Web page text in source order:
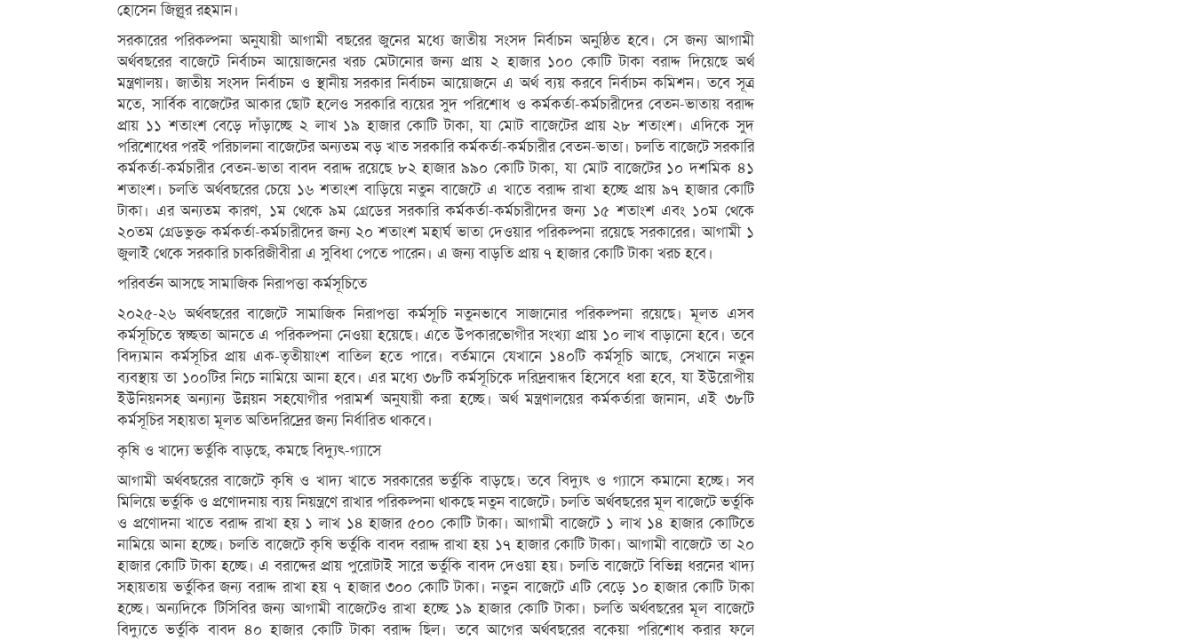
হোসেন জিল্লুর রহমান।
সরকারের পরিকল্পনা অনুযায়ী আগামী বছরের জুনের মধ্যে জাতীয় সংসদ নির্বাচন অনুষ্ঠিত হবে। সে জন্য আগামী
অর্থবছরের বাজেটে নির্বাচন আয়োজনের খরচ মেটানোর জন্য প্রায় ২ হাজার ১০০ কোটি টাকা বরাদ্দ দিয়েছে অর্থ
মন্ত্রণালয়। জাতীয় সংসদ নির্বাচন ও স্থানীয় সরকার নির্বাচন আয়োজনে এ অর্থ ব্যয় করবে নির্বাচন কমিশন। তবে সূত্র
মতে, সার্বিক বাজেটের আকার ছোট হলেও সরকারি ব্যয়ের সুদ পরিশোধ ও কর্মকর্তা-কর্মচারীদের বেতন-ভাতায় বরাদ্দ
প্রায় ১১ শতাংশ বেড়ে দাঁড়াচ্ছে ২ লাখ ১৯ হাজার কোটি টাকা, যা মোট বাজেটের প্রায় ২৮ শতাংশ। এদিকে সুদ
পরিশোধের পরই পরিচালনা বাজেটের অন্যতম বড় খাত সরকারি কর্মকর্তা-কর্মচারীর বেতন-ভাতা। চলতি বাজেটে সরকারি
কর্মকর্তা-কর্মচারীর বেতন-ভাতা বাবদ বরাদ্দ রয়েছে ৮২ হাজার ৯৯০ কোটি টাকা, যা মোট বাজেটের ১০ দশমিক ৪১
শতাংশ। চলতি অর্থবছরের চেয়ে ১৬ শতাংশ বাড়িয়ে নতুন বাজেটে এ খাতে বরাদ্দ রাখা হচ্ছে প্রায় ৯৭ হাজার কোটি
টাকা। এর অন্যতম কারণ, ১ম থেকে ৯ম গ্রেডের সরকারি কর্মকর্তা-কর্মচারীদের জন্য ১৫ শতাংশ এবং ১০ম থেকে
২০তম গ্রেডভুক্ত কর্মকর্তা-কর্মচারীদের জন্য ২০ শতাংশ মহার্ঘ ভাতা দেওয়ার পরিকল্পনা রয়েছে সরকারের। আগামী ১
জুলাই থেকে সরকারি চাকরিজীবীরা এ সুবিধা পেতে পারেন। এ জন্য বাড়তি প্রায় ৭ হাজার কোটি টাকা খরচ হবে।
পরিবর্তন আসছে সামাজিক নিরাপত্তা কর্মসূচিতে
২০২৫-২৬ অর্থবছরের বাজেটে সামাজিক নিরাপত্তা কর্মসূচি নতুনভাবে সাজানোর পরিকল্পনা রয়েছে। মূলত এসব
কর্মসূচিতে স্বচ্ছতা আনতে এ পরিকল্পনা নেওয়া হয়েছে। এতে উপকারভোগীর সংখ্যা প্রায় ১০ লাখ বাড়ানো হবে। তবে
বিদ্যমান কর্মসূচির প্রায় এক-তৃতীয়াংশ বাতিল হতে পারে। বর্তমানে যেখানে ১৪০টি কর্মসূচি আছে, সেখানে নতুন
ব্যবস্থায় তা ১০০টির নিচে নামিয়ে আনা হবে। এর মধ্যে ৩৮টি কর্মসূচিকে দরিদ্রবান্ধব হিসেবে ধরা হবে, যা ইউরোপীয়
ইউনিয়নসহ অন্যান্য উন্নয়ন সহযোগীর পরামর্শ অনুযায়ী করা হচ্ছে। অর্থ মন্ত্রণালয়ের কর্মকর্তারা জানান, এই ৩৮টি
কর্মসূচির সহায়তা মূলত অতিদরিদ্রের জন্য নির্ধারিত থাকবে।
কৃষি ও খাদ্যে ভর্তুকি বাড়ছে, কমছে বিদ্যুৎ-গ্যাসে
আগামী অর্থবছরের বাজেটে কৃষি ও খাদ্য খাতে সরকারের ভর্তুকি বাড়ছে। তবে বিদ্যুৎ ও গ্যাসে কমানো হচ্ছে। সব
মিলিয়ে ভর্তুকি ও প্রণোদনায় ব্যয় নিয়ন্ত্রণে রাখার পরিকল্পনা থাকছে নতুন বাজেটে। চলতি অর্থবছরের মূল বাজেটে ভর্তুকি
ও প্রণোদনা খাতে বরাদ্দ রাখা হয় ১ লাখ ১৪ হাজার ৫০০ কোটি টাকা। আগামী বাজেটে ১ লাখ ১৪ হাজার কোটিতে
নামিয়ে আনা হচ্ছে। চলতি বাজেটে কৃষি ভর্তুকি বাবদ বরাদ্দ রাখা হয় ১৭ হাজার কোটি টাকা। আগামী বাজেটে তা ২০
হাজার কোটি টাকা হচ্ছে। এ বরাদ্দের প্রায় পুরোটাই সারে ভর্তুকি বাবদ দেওয়া হয়। চলতি বাজেটে বিভিন্ন ধরনের খাদ্য
সহায়তায় ভর্তুকির জন্য বরাদ্দ রাখা হয় ৭ হাজার ৩০০ কোটি টাকা। নতুন বাজেটে এটি বেড়ে ১০ হাজার কোটি টাকা
হচ্ছে। অন্যদিকে টিসিবির জন্য আগামী বাজেটেও রাখা হচ্ছে ১৯ হাজার কোটি টাকা। চলতি অর্থবছরের মূল বাজেটে
বিদ্যুতে ভর্তুকি বাবদ ৪০ হাজার কোটি টাকা বরাদ্দ ছিল। তবে আগের অর্থবছরের বকেয়া পরিশোধ করার ফলে